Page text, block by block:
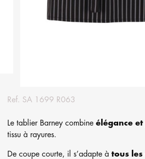
Ref. SA 1699 R063
Le tablier Barney combine élégance
tissu à rayures.
De coupe courte, il s’adapte à tous les